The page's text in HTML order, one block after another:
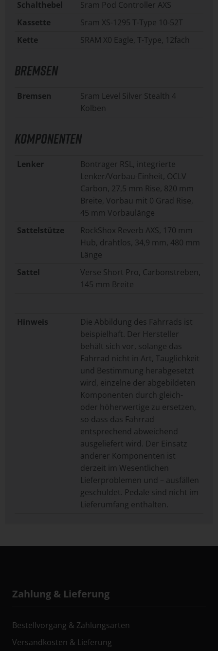
Schalthebel
Sram Pod Controller AXS
Kassette
Sram XS-1295 T-Type 10-52T
Kette
SRAM X0 Eagle, T-Type, 12fach
BREMSEN
Bremsen
Sram Level Silver Stealth 4
Kolben
KOMPONENTEN
Lenker
Bontrager RSL, integrierte
Lenker/Vorbau-Einheit, OCLV
Carbon, 27,5 mm Rise, 820 mm
Breite, Vorbau mit 0 Grad Rise,
45 mm Vorbaulänge
Sattelstütze
RockShox Reverb AXS, 170 mm
Hub, drahtlos, 34,9 mm, 480 mm
Länge
Sattel
Verse Short Pro, Carbonstreben,
145 mm Breite
Hinweis
Die Abbildung des Fahrrads ist
beispielhaft. Der Hersteller
behält sich vor, solange das
Fahrrad nicht in Art, Tauglichkeit
und Bestimmung herabgesetzt
wird, einzelne der abgebildeten
Komponenten durch gleich-
oder höherwertige zu ersetzen,
so dass das Fahrrad
entsprechend abweichend
ausgeliefert wird. Der Einsatz
anderer Komponenten ist
derzeit im Wesentlichen
Lieferproblemen und – ausfällen
geschuldet. Pedale sind nicht im
Lieferumfang enthalten.
Zahlung & Lieferung
Bestellvorgang & Zahlungsarten
Versandkosten & Lieferung